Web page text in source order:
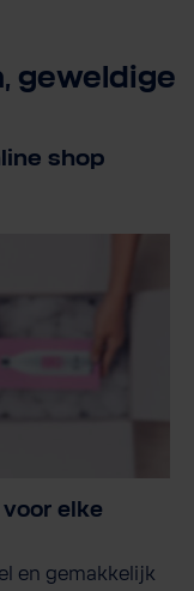
geweldige
shop
elke
en gemakkelijk